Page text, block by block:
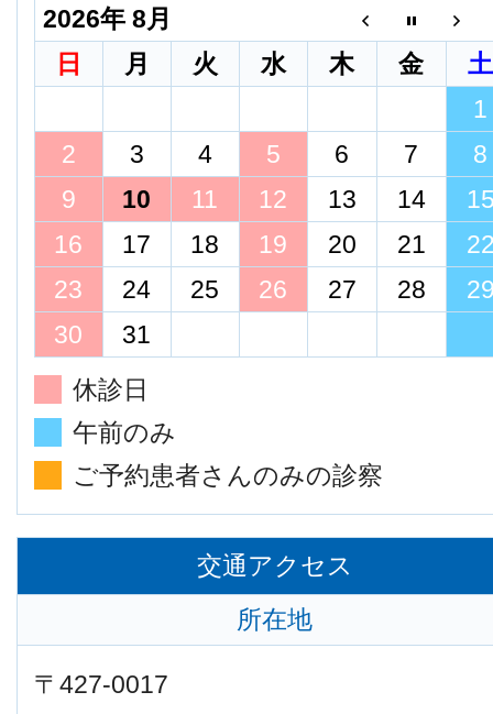
2026年 8月
日
月 火 水 木 金
土
1
2
3 4 5 6 7
8
9
10 11 12 13 14
16
17 18 19 20 21
23
24 25 26 27 28
30
31
休診日
午前のみ
ご予約患者さんのみの診察
交通アクセス
所在地
〒427-0017